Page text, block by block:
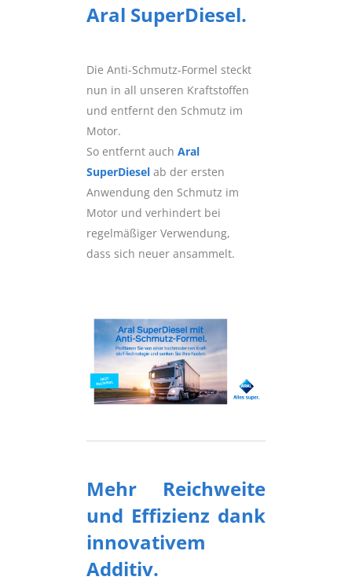
Aral SuperDiesel.
Die Anti-Schmutz-Formel steckt
nun in all unseren Kraftstoffen
und entfernt den Schmutz im
Motor.
So entfernt auch Aral
SuperDiesel ab der ersten
Anwendung den Schmutz im
Motor und verhindert bei
regelmäßiger Verwendung,
dass sich neuer ansammelt.
Mehr Reichweite
und Effizienz dank
innovativem
Additiv.